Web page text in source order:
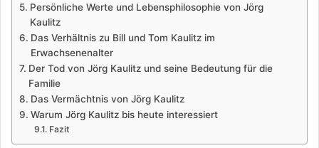
Persönliche Werte und Lebensphilosophie von Jörg
Kaulitz
Das Verhältnis zu Bill und Tom Kaulitz im
Erwachsenenalter
Der Tod von Jörg Kaulitz und seine Bedeutung für die
Familie
Das Vermächtnis von Jörg Kaulitz
Warum Jörg Kaulitz bis heute interessiert
Fazit